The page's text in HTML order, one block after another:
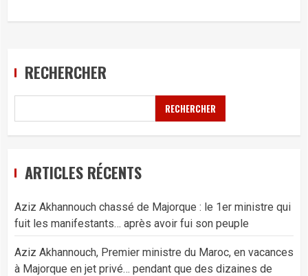
RECHERCHER
RECHERCHER
ARTICLES RÉCENTS
Aziz Akhannouch chassé de Majorque : le 1er ministre qui
fuit les manifestants… après avoir fui son peuple
Aziz Akhannouch, Premier ministre du Maroc, en vacances
à Majorque en jet privé… pendant que des dizaines de